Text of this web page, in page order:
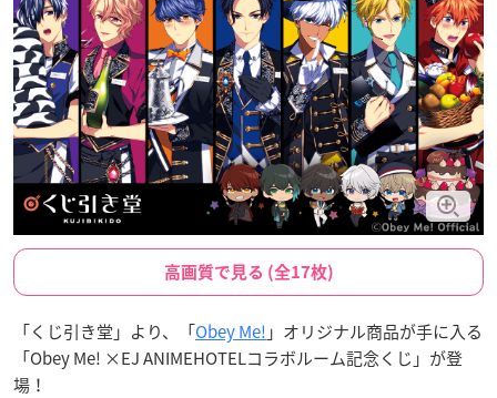
高画質で見る (全17枚)
「くじ引き堂」より、「Obey Me! 」オリジナル商品が手に入る
「Obey Me! ×EJ ANIMEHOTELコラボルーム記念くじ」が登
場！